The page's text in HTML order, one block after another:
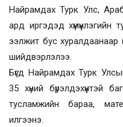
Найрамдах Турк Улс,
ард иргэдэд хүмүүнлэгийн
ээлжит бус
шийдвэрлэлээ.
Бүгд Найрамдах Турк
35 хүний бүрэлдэхүүнтэй
тусламжийн бараа,
илгээнэ.